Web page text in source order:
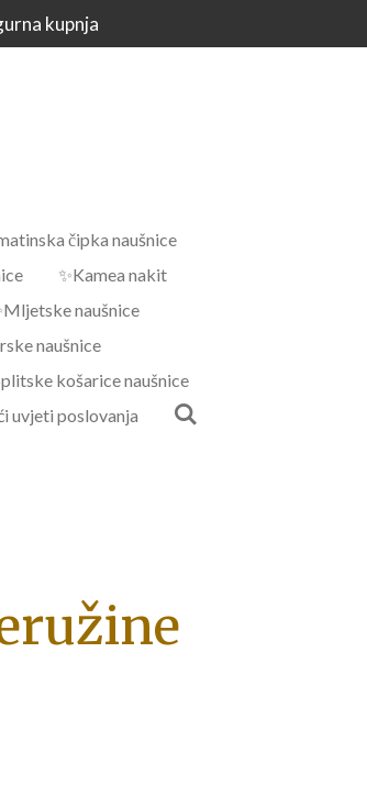
kupnja
čipka naušnice
✨Kamea nakit
naušnice
naušnice
košarice naušnice
uvjeti poslovanja